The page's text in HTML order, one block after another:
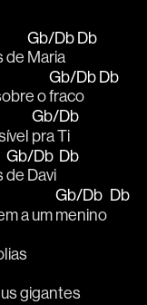
de
Gb/Db
Maria
Db
o
Gb/Db
fraco
Db
Gb/Db
pra Ti
Gb/Db
de Davi
Db
a um
Gb/Db
menino
Db
gigantes